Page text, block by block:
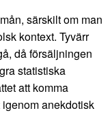
särskilt om man
kontext. Tyvärr
då försäljningen
statistiska
att komma
anekdotisk